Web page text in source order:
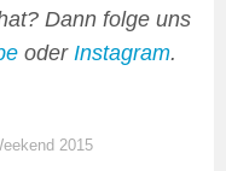
Dann folge uns
oder Instagram.
2015